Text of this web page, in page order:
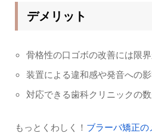
デメリット
骨格性の口ゴボの改善には限
装置による違和感や発音への
対応できる歯科クリニックの
もっとくわしく！ ブラーバ矯正